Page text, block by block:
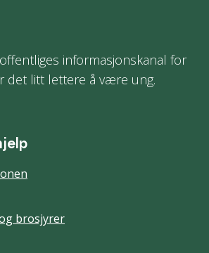
informasjonskanal for
det litt lettere å være ung.
brosjyrer